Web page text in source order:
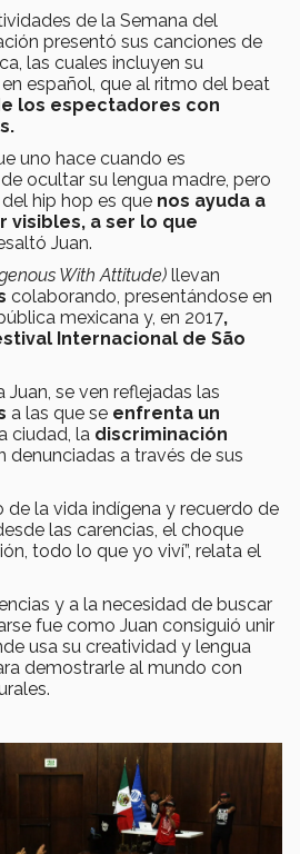
de la Semana del
presentó sus canciones de
las cuales incluyen su
español, que al ritmo del beat
los espectadores con
uno hace cuando es
ocultar su lengua madre, pero
hip hop es que nos ayuda a
visibles, a ser lo que
Juan.
With Attitude) llevan
colaborando, presentándose en
mexicana y, en 2017,
Internacional de São
se ven reflejadas las
a las que se enfrenta un
ciudad, la discriminación
denunciadas a través de sus
de la vida indígena y recuerdo de
las carencias, el choque
todo lo que yo viví”, relata el
y a la necesidad de buscar
fue como Juan consiguió unir
usa su creatividad y lengua
demostrarle al mundo con